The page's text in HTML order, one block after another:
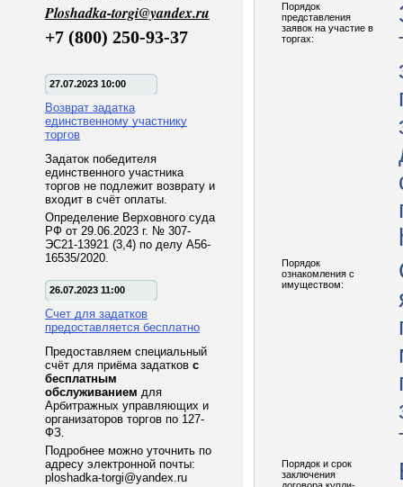
Ploshadka-torgi@yandex.ru
+7 (800) 250-93-37
27.07.2023 10:00
Возврат задатка
единственному участнику
торгов
Задаток победителя
единственного участника
торгов не подлежит возврату и
входит в счёт оплаты.
Определение Верховного суда
РФ от 29.06.2023 г. № 307-
ЭС21-13921 (3,4) по делу А56-
16535/2020.
26.07.2023 11:00
Счет для задатков
предоставляется бесплатно
Предоставляем специальный
счёт для приёма задатков с
бесплатным
обслуживанием для
Арбитражных управляющих и
организаторов торгов по 127-
ФЗ.
Подробнее можно уточнить по
адресу электронной почты:
ploshadka-torgi@yandex.ru
Порядок
представления
заявок на участие в
торгах:
Порядок
ознакомления с
имуществом:
Порядок и срок
заключения